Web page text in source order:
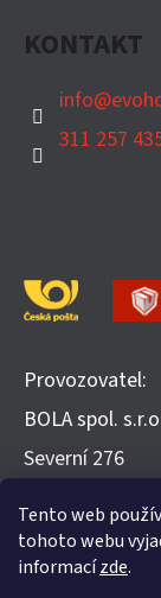
Tento web
tohoto webu
informacízde.
KONTAKT
info@
311 257
Provozovatel:
BOLA spol.
​Severní 276
Recenze na